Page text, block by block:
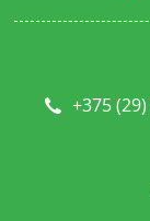
+375